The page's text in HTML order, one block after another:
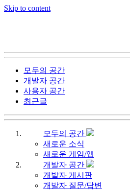
Skip to content
모두의 공간
개발자 공간
사용자 공간
최근글
모두의 공간
새로운 소식
새로운 게임/앱
개발자 공간
개발자 게시판
개발자 질문/답변